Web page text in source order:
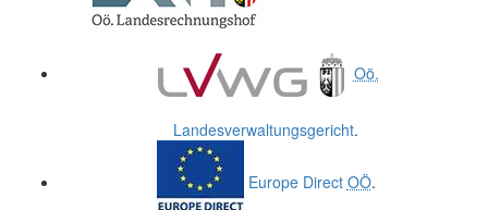
Oö.
Landesverwaltungsgericht.
Europe Direct OÖ.